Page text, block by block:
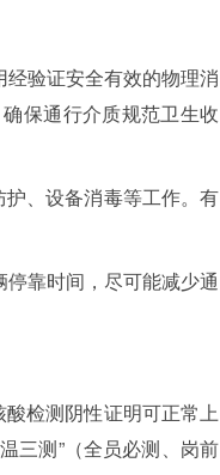
验证安全有效的物理消
保通行介质规范卫生收
、设备消毒等工作。有
靠时间，尽可能减少通
检测阴性证明可正常上
三测”（全员必测、岗前